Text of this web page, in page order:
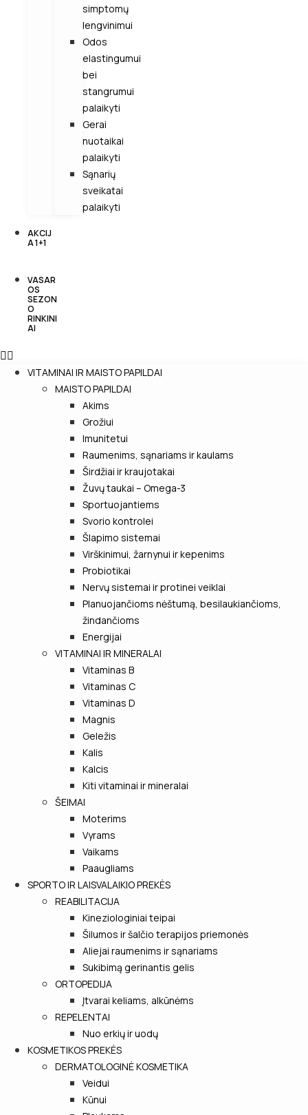
simptomų
lengvinimui
Odos
elastingumui
bei
stangrumui
palaikyti
Gerai
nuotaikai
palaikyti
Sąnarių
sveikatai
palaikyti
AKCIJ
A 1+1
VASAR
OS
SEZON
O
RINKINI
AI
VITAMINAI IR MAISTO PAPILDAI
MAISTO PAPILDAI
Akims
Grožiui
Imunitetui
Raumenims, sąnariams ir kaulams
Širdžiai ir kraujotakai
Žuvų taukai – Omega-3
Sportuojantiems
Svorio kontrolei
Šlapimo sistemai
Virškinimui, žarnynui ir kepenims
Probiotikai
Nervų sistemai ir protinei veiklai
Planuojančioms nėštumą, besilaukiančioms,
žindančioms
Energijai
VITAMINAI IR MINERALAI
Vitaminas B
Vitaminas C
Vitaminas D
Magnis
Geležis
Kalis
Kalcis
Kiti vitaminai ir mineralai
ŠEIMAI
Moterims
Vyrams
Vaikams
Paaugliams
SPORTO IR LAISVALAIKIO PREKĖS
REABILITACIJA
Kineziologiniai teipai
Šilumos ir šalčio terapijos priemonės
Aliejai raumenims ir sąnariams
Sukibimą gerinantis gelis
ORTOPEDIJA
Įtvarai keliams, alkūnėms
REPELENTAI
Nuo erkių ir uodų
KOSMETIKOS PREKĖS
DERMATOLOGINĖ KOSMETIKA
Veidui
Kūnui